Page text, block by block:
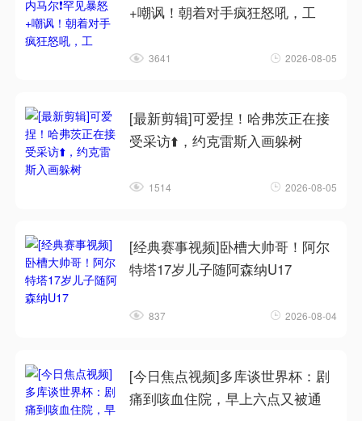
+嘲讽！朝着对手疯狂怒吼，工
3641 2026-08-05
[最新剪辑]可爱捏！哈弗茨正在接
受采访⬆️，约克雷斯入画躲树
1514 2026-08-05
[经典赛事视频]卧槽大帅哥！阿尔
特塔17岁儿子随阿森纳U17
837 2026-08-04
[今日焦点视频]多库谈世界杯：剧
痛到咳血住院，早上六点又被通